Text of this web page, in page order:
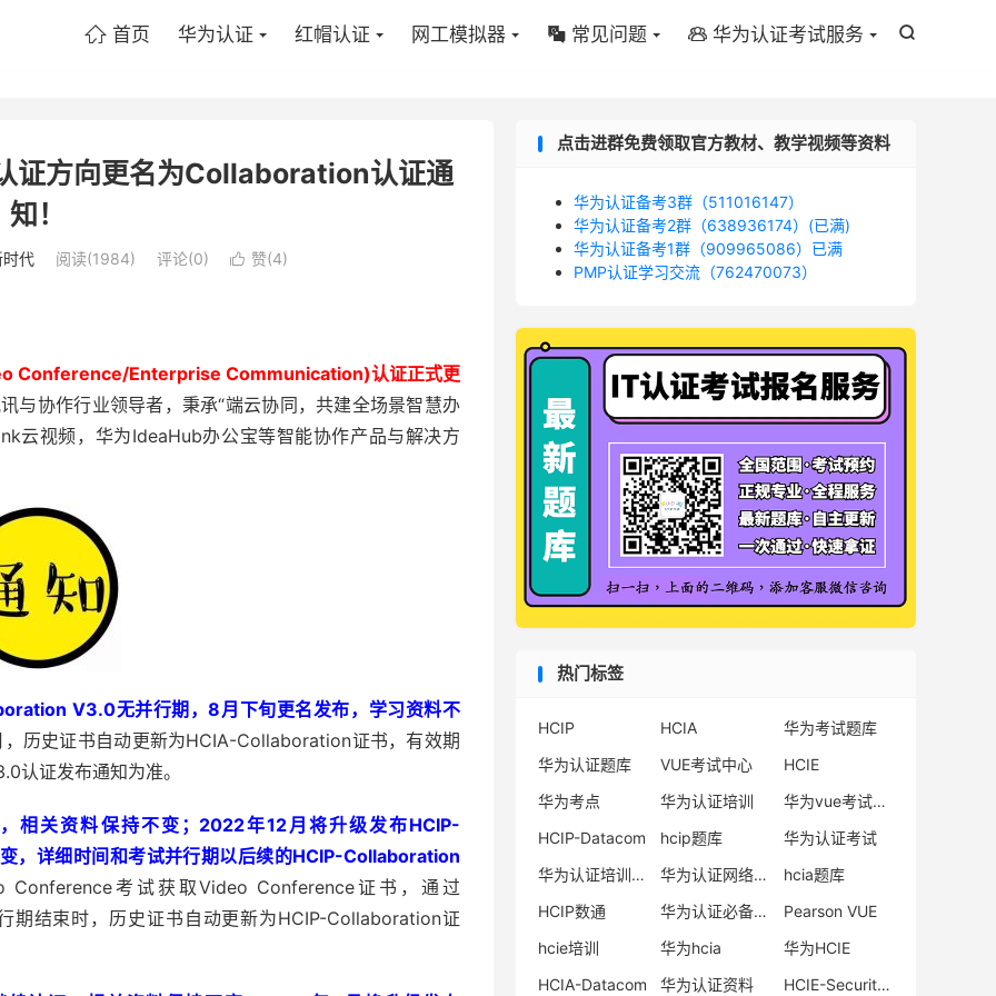

 首页 华为认证 红帽认证 网工模拟器  常见问题  华为认证考试服务
方向更名为Collaboration认证通
知！
代 阅读(1984) 评论(0)  赞(4)
Conference/Enterprise Communication)认证正式更
与协作行业领导者，秉承“端云协同，共建全场景智慧办
云视频，华为IdeaHub办公宝等智能协作产品与解决方
V3.0无并行期，8月下旬更名发布，学习资料不
历史证书自动更新为HCIA-Collaboration证书，有效期
认证发布通知为准。
相关资料保持不变；2022年12月将升级发布HCIP-
，详细时间和考试并行期以后续的HCIP-Collaboration
Conference考试获取Video Conference证书，通过
结束时，历史证书自动更新为HCIP-Collaboration证
点击进群免费领取官方教材、教学视频等资料
华为认证备考3群（511016147）
华为认证备考2群（638936174）(已满)
华为认证备考1群（909965086）已满
PMP认证学习交流（762470073）
热门标签
HCIP HCIA
华为考试题库
华为认证题库
VUE考试中心
HCIE
华为考点
华为认证培训
华为vue考试中心
HCIP-Datacom
hcip题库
华为认证考试
华为认证培训机构
华为认证网络工程师
hcia题库
HCIP数通
华为认证必备电子书系列
Pearson VUE
hcie培训
华为hcia
华为HCIE
HCIA-Datacom
华为认证资料 HCIE-Security备考指南